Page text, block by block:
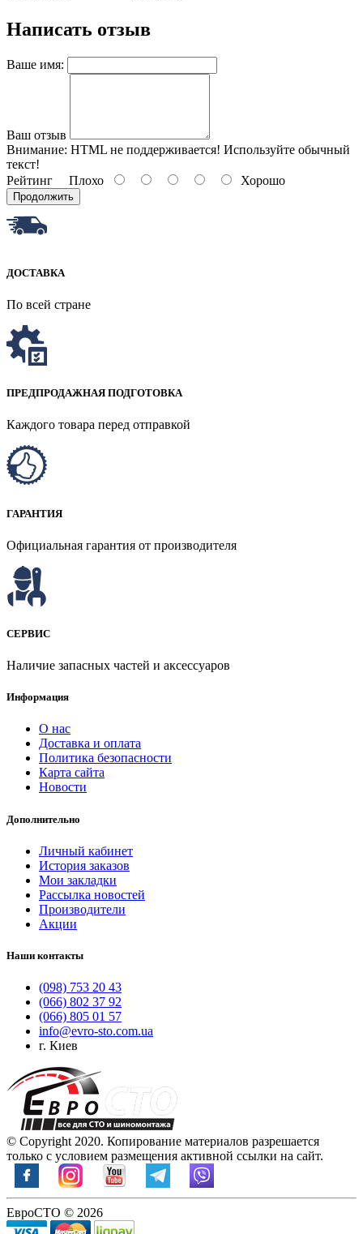
Написать отзыв
Ваше имя:
Ваш отзыв
Внимание: HTML не поддерживается! Используйте обычный
текст!
Рейтинг Плохо Хорошо
Продолжить
ДОСТАВКА
По всей стране
ПРЕДПРОДАЖНАЯ ПОДГОТОВКА
Каждого товара перед отправкой
ГАРАНТИЯ
Официальная гарантия от производителя
СЕРВИС
Наличие запасных частей и аксессуаров
Информация
О нас
Доставка и оплата
Политика безопасности
Карта сайта
Новости
Дополнительно
Личный кабинет
История заказов
Мои закладки
Рассылка новостей
Производители
Акции
Наши контакты
(098) 753 20 43
(066) 802 37 92
(066) 805 01 57
info@evro-sto.com.ua
г. Киев
© Copyright 2020. Копирование материалов разрешается
только с условием размещения активной ссылки на сайт.
ЕвроСТО © 2026